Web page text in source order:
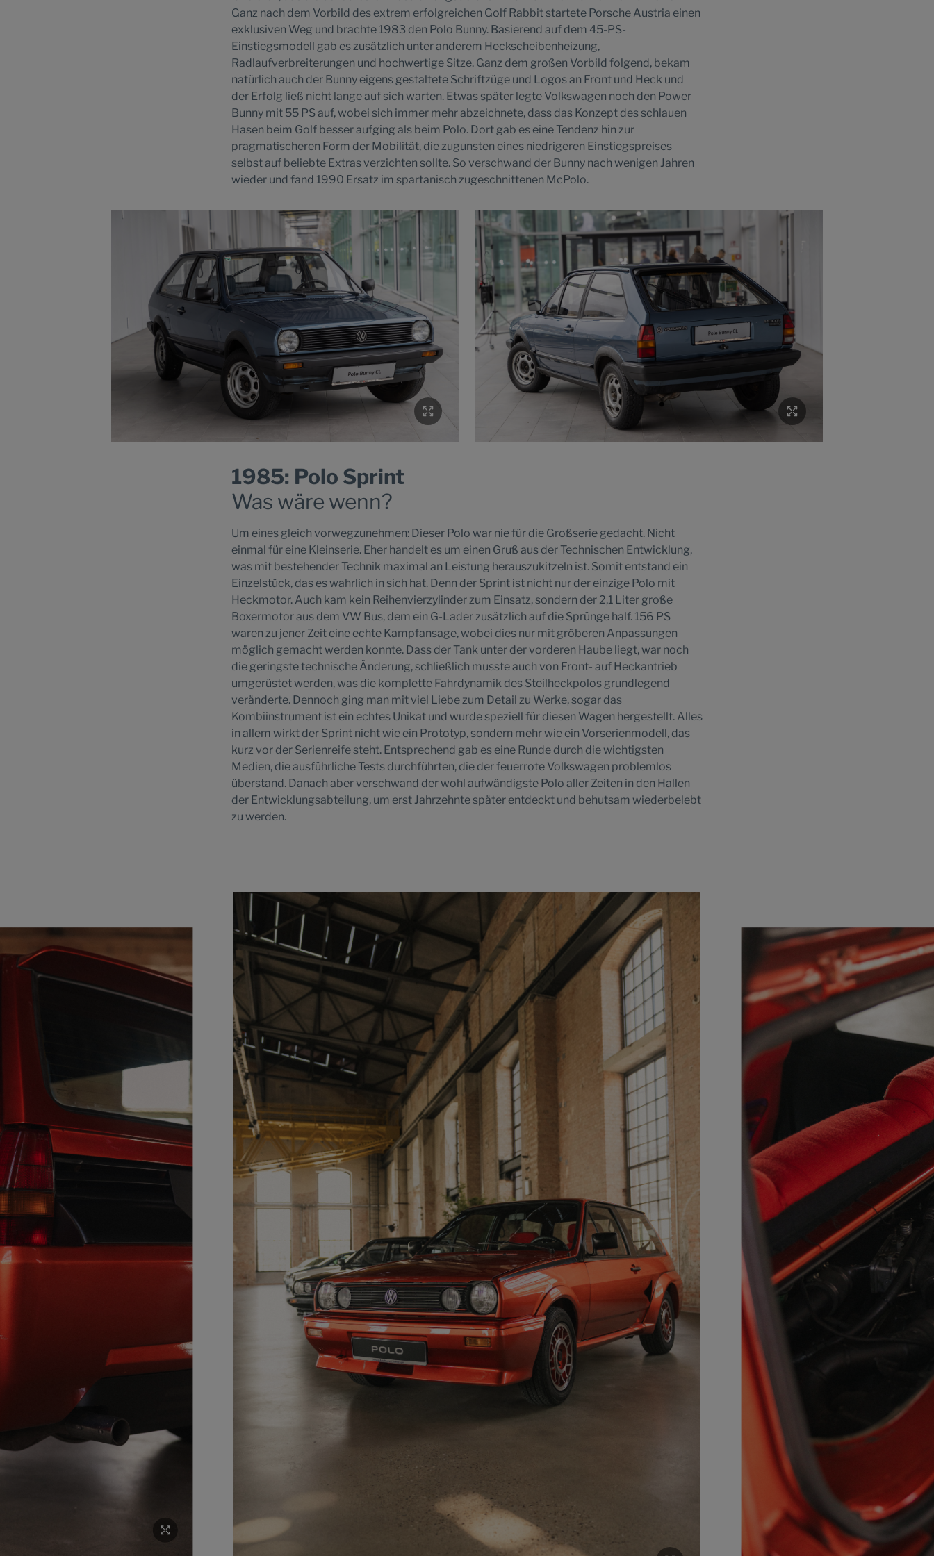
Ganz nach dem Vorbild des extrem erfolgreichen Golf Rabbit startete Porsche Austria einen
exklusiven Weg und brachte 1983 den Polo Bunny. Basierend auf dem 45-PS-
Einstiegsmodell gab es zusätzlich unter anderem Heckscheibenheizung,
Radlaufverbreiterungen und hochwertige Sitze. Ganz dem großen Vorbild folgend, bekam
natürlich auch der Bunny eigens gestaltete Schriftzüge und Logos an Front und Heck und
der Erfolg ließ nicht lange auf sich warten. Etwas später legte Volkswagen noch den Power
Bunny mit 55 PS auf, wobei sich immer mehr abzeichnete, dass das Konzept des schlauen
Hasen beim Golf besser aufging als beim Polo. Dort gab es eine Tendenz hin zur
pragmatischeren Form der Mobilität, die zugunsten eines niedrigeren Einstiegspreises
selbst auf beliebte Extras verzichten sollte. So verschwand der Bunny nach wenigen Jahren
wieder und fand 1990 Ersatz im spartanisch zugeschnittenen McPolo.
1985: Polo Sprint
Was wäre wenn?
Um eines gleich vorwegzunehmen: Dieser Polo war nie für die Großserie gedacht. Nicht
einmal für eine Kleinserie. Eher handelt es um einen Gruß aus der Technischen Entwicklung,
was mit bestehender Technik maximal an Leistung herauszukitzeln ist. Somit entstand ein
Einzelstück, das es wahrlich in sich hat. Denn der Sprint ist nicht nur der einzige Polo mit
Heckmotor. Auch kam kein Reihenvierzylinder zum Einsatz, sondern der 2,1 Liter große
Boxermotor aus dem VW Bus, dem ein G-Lader zusätzlich auf die Sprünge half. 156 PS
waren zu jener Zeit eine echte Kampfansage, wobei dies nur mit gröberen Anpassungen
möglich gemacht werden konnte. Dass der Tank unter der vorderen Haube liegt, war noch
die geringste technische Änderung, schließlich musste auch von Front- auf Heckantrieb
umgerüstet werden, was die komplette Fahrdynamik des Steilheckpolos grundlegend
veränderte. Dennoch ging man mit viel Liebe zum Detail zu Werke, sogar das
Kombiinstrument ist ein echtes Unikat und wurde speziell für diesen Wagen hergestellt. Alles
in allem wirkt der Sprint nicht wie ein Prototyp, sondern mehr wie ein Vorserienmodell, das
kurz vor der Serienreife steht. Entsprechend gab es eine Runde durch die wichtigsten
Medien, die ausführliche Tests durchführten, die der feuerrote Volkswagen problemlos
überstand. Danach aber verschwand der wohl aufwändigste Polo aller Zeiten in den Hallen
der Entwicklungsabteilung, um erst Jahrzehnte später entdeckt und behutsam wiederbelebt
zu werden.